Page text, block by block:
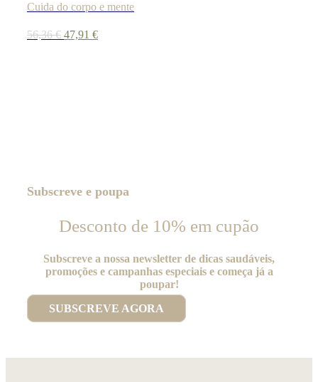
Cuida do corpo e mente
56,36€ O
47,91 €O
Subscreve e poupa
Desconto de 10% em cupão
Subscreve a nossa newsletter de dicas saudáveis,
promoções e campanhas especiais e começa já a
poupar!
SUBSCREVE AGORA